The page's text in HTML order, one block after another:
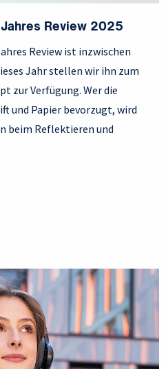
Jahres Review 2025
Review ist inzwischen
Jahr stellen wir ihn zum
zur Verfügung. Wer die
und Papier bevorzugt, wird
beim Reflektieren und